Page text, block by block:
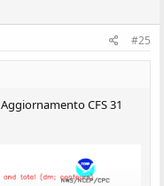
#25
Aggiornamento CFS 31